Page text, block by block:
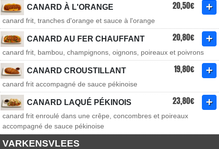
CANARD À L'ORANGE 20,50€
canard frit, tranches d'orange et sauce à l'orange
CANARD AU FER CHAUFFANT 20,80€
canard frit, bambou, champignons, oignons, poireaux et poivrons
CANARD CROUSTILLANT 19,80€
canard frit accompagné de sauce pékinoise
CANARD LAQUÉ PÉKINOIS 23,80€
canard frit enroulé dans une crêpe, concombres et poireaux
accompagné de sauce pékinoise
VARKENSVLEES